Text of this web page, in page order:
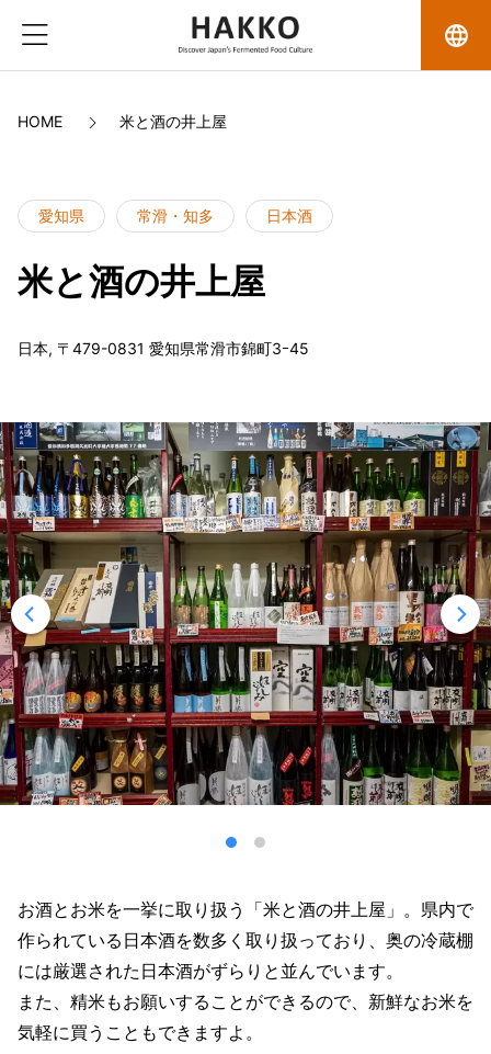
language
HOME 米と酒の井上屋
愛知県 常滑・知多 日本酒
米と酒の井上屋
日本, 〒479-0831 愛知県常滑市錦町3ｰ45
お酒とお米を一挙に取り扱う「米と酒の井上屋」。県内で
作られている日本酒を数多く取り扱っており、奥の冷蔵棚
には厳選された日本酒がずらりと並んでいます。
また、精米もお願いすることができるので、新鮮なお米を
気軽に買うこともできますよ。